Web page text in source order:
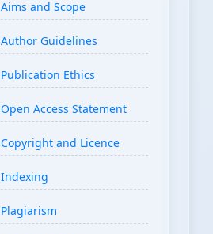
Aims and Scope
Author Guidelines
Publication Ethics
Open Access Statement
Copyright and Licence
Indexing
Plagiarism